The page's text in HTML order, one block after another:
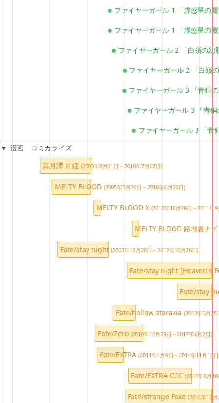
ファイヤーガール 1 「虚惑星の
ファイヤーガール 1 「虚惑星の
ファイヤーガール 2 「白嶺の幻
ファイヤーガール 2 「白嶺
ファイヤーガール 3 「青銅
ファイヤーガール 3 「青
ファイヤーガール 3 「青
Fate/stay night [Heaven's
Fate/stay
Fate/strange Fake(2014年12
真月譚 月姫(2003年8月21日～2010年7月27日)
MELTY BLOOD (2005年3月26日～2010年6月26日)
MELTY BLOOD X(2010年10月26日～2011年9
MELTY BLOOD 路地裏ナ
Fate/stay night(2005年12月26日～2012年10月26日)
Fate/hollow ataraxia (2013年5月25
Fate/Zero (2010年12月29日～2017年6月2日)
Fate/EXTRA(2011年4月9日～2014年11月10
Fate/EXTRA CCC(2015年6月
漫画 コミカライズ